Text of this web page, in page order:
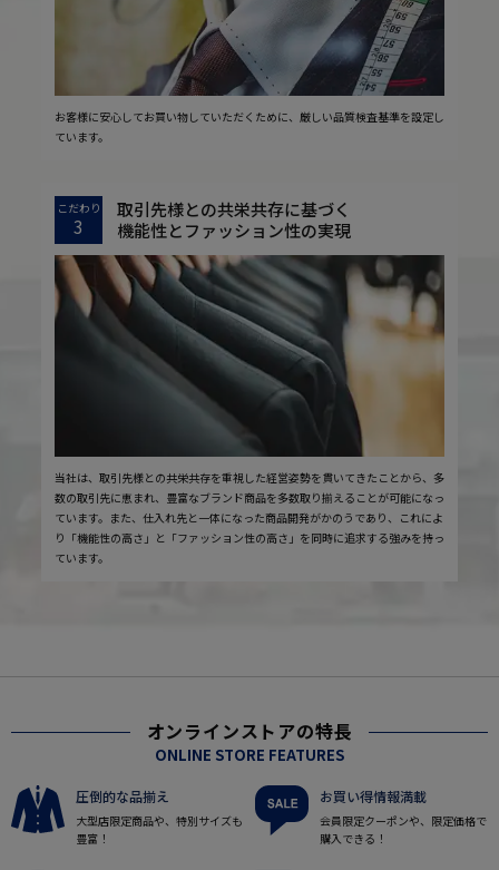
お客様に安心してお買い物していただくために、厳しい品質検査基準を設定し
ています。
こだわり
3
取引先様との共栄共存に基づく
機能性とファッション性の実現
当社は、取引先様との共栄共存を重視した経営姿勢を貫いてきたことから、多
数の取引先に恵まれ、豊富なブランド商品を多数取り揃えることが可能になっ
ています。また、仕入れ先と一体になった商品開発がかのうであり、これによ
り「機能性の高さ」と「ファッション性の高さ」を同時に追求する強みを持っ
ています。
オンラインストアの特長
ONLINE STORE FEATURES
圧倒的な品揃え
大型店限定商品や、特別サイズも
豊富！
お買い得情報満載
会員限定クーポンや、限定価格で
購入できる！